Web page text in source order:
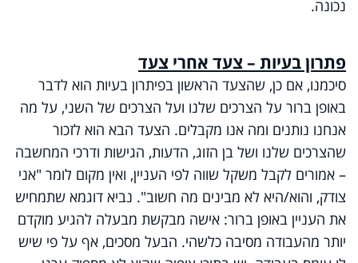
נכונה.
פתרון בעיות – צעד אחרי צעד
סיכמנו, אם כן, שהצעד הראשון בפיתרון בעיות הוא לדבר
באופן ברור על הצרכים שלנו ועל הצרכים של השני, על מה
אנחנו נותנים ומה אנו מקבלים. הצעד הבא הוא לזכור
שהצרכים שלנו ושל בן הזוג, הדעות, הגישות ודרכי המחשבה
– אמורים לקבל משקל שווה לפי העניין, ואין מקום לומר "אני
צודק, והוא/היא לא מבינים מה חשוב". נביא דוגמא שתמחיש
את העניין באופן ברור: אישה מבקשת מבעלה להגיע מוקדם
יותר מהעבודה מסיבה כלשהי. הבעל מסכים, אף על פי שיש